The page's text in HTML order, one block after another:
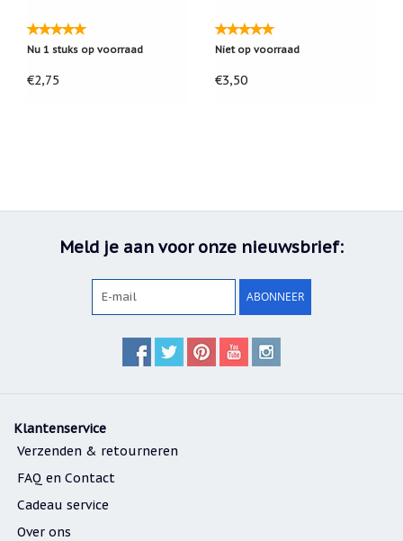
Nu 1 stuks op voorraad
€2,75
Niet op voorraad
€3,50
Meld je aan voor onze nieuwsbrief:
ABONNEER
Klantenservice
Verzenden & retourneren
FAQ en Contact
Cadeau service
Over ons